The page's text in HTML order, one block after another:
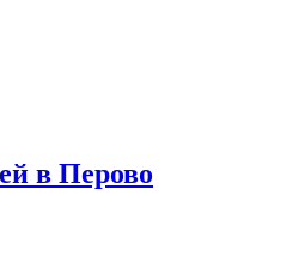
в Перово